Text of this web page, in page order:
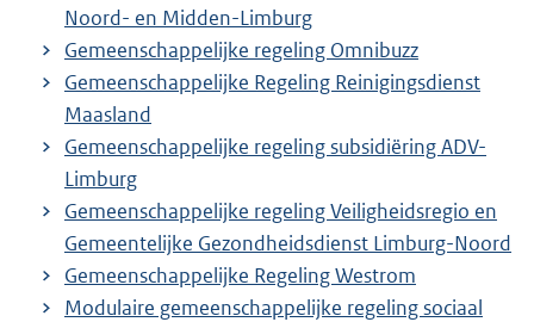
Noord- en Midden-Limburg
Gemeenschappelijke regeling Omnibuzz
Gemeenschappelijke Regeling Reinigingsdienst
Maasland
Gemeenschappelijke regeling subsidiëring ADV-
Limburg
Gemeenschappelijke regeling Veiligheidsregio en
Gemeentelijke Gezondheidsdienst Limburg-Noord
Gemeenschappelijke Regeling Westrom
Modulaire gemeenschappelijke regeling sociaal